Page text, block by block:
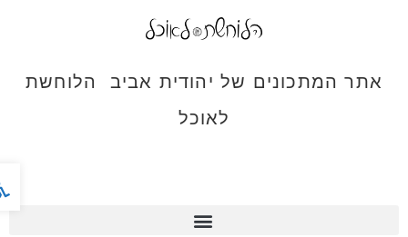
אתר המתכונים של יהודית אביב הלוחשת
לאוכל